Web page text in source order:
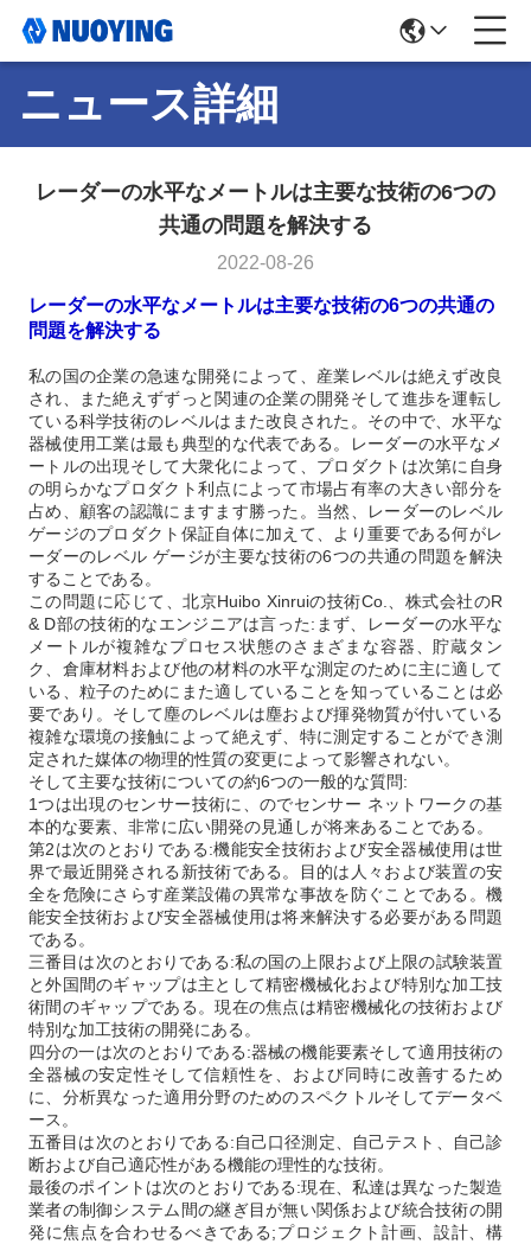
ニュース詳細
レーダーの水平なメートルは主要な技術の6つの
共通の問題を解決する
2022-08-26
レーダーの水平なメートルは主要な技術の6つの共通の
問題を解決する
私の国の企業の急速な開発によって、産業レベルは絶えず改良
され、また絶えずずっと関連の企業の開発そして進歩を運転し
ている科学技術のレベルはまた改良された。その中で、水平な
器械使用工業は最も典型的な代表である。レーダーの水平なメ
ートルの出現そして大衆化によって、プロダクトは次第に自身
の明らかなプロダクト利点によって市場占有率の大きい部分を
占め、顧客の認識にますます勝った。当然、レーダーのレベル
ゲージのプロダクト保証自体に加えて、より重要である何がレ
ーダーのレベル ゲージが主要な技術の6つの共通の問題を解決
することである。
この問題に応じて、北京Huibo Xinruiの技術Co.、株式会社のR
& D部の技術的なエンジニアは言った:まず、レーダーの水平な
メートルが複雑なプロセス状態のさまざまな容器、貯蔵タン
ク、倉庫材料および他の材料の水平な測定のために主に適して
いる、粒子のためにまた適していることを知っていることは必
要であり。そして塵のレベルは塵および揮発物質が付いている
複雑な環境の接触によって絶えず、特に測定することができ測
定された媒体の物理的性質の変更によって影響されない。
そして主要な技術についての約6つの一般的な質問:
1つは出現のセンサー技術に、のでセンサー ネットワークの基
本的な要素、非常に広い開発の見通しが将来あることである。
第2は次のとおりである:機能安全技術および安全器械使用は世
界で最近開発される新技術である。目的は人々および装置の安
全を危険にさらす産業設備の異常な事故を防ぐことである。機
能安全技術および安全器械使用は将来解決する必要がある問題
である。
三番目は次のとおりである:私の国の上限および上限の試験装置
と外国間のギャップは主として精密機械化および特別な加工技
術間のギャップである。現在の焦点は精密機械化の技術および
特別な加工技術の開発にある。
四分の一は次のとおりである:器械の機能要素そして適用技術の
全器械の安定性そして信頼性を、および同時に改善するため
に、分析異なった適用分野のためのスペクトルそしてデータベ
ース。
五番目は次のとおりである:自己口径測定、自己テスト、自己診
断および自己適応性がある機能の理性的な技術。
最後のポイントは次のとおりである:現在、私達は異なった製造
業者の制御システム間の継ぎ目が無い関係および統合技術の開
発に焦点を合わせるべきである;プロジェクト計画、設計、構